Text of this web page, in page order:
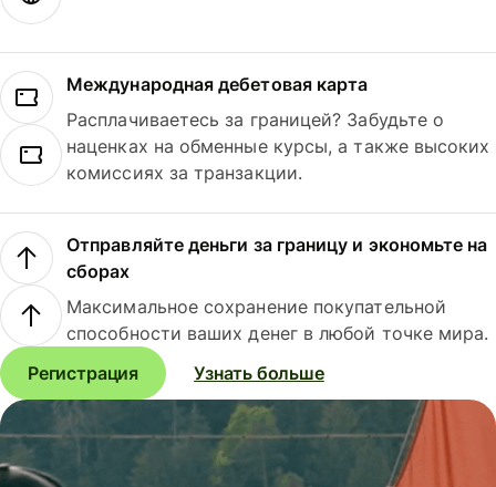
Международная дебетовая карта
Расплачиваетесь за границей? Забудьте о
наценках на обменные курсы, а также высоких
комиссиях за транзакции.
Отправляйте деньги за границу и экономьте на
сборах
Максимальное сохранение покупательной
способности ваших денег в любой точке мира.
Регистрация
Узнать больше